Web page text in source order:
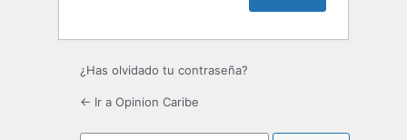
¿Has olvidado tu contraseña?
← Ir a Opinion Caribe